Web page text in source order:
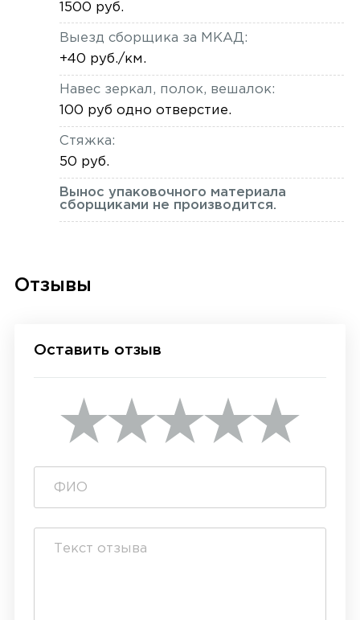
1500 руб.
Выезд сборщика за МКАД:
+40 руб./км.
Навес зеркал, полок, вешалок:
100 руб одно отверстие.
Стяжка:
50 руб.
Вынос упаковочного материала
сборщиками не производится.
Отзывы
Оставить отзыв